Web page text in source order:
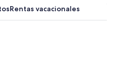
Rentas vacacionales